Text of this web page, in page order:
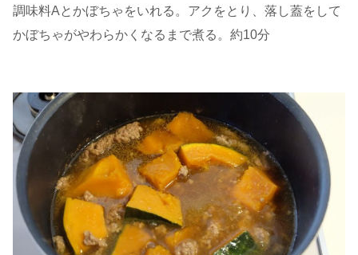
調味料Aとかぼちゃをいれる。アクをとり、落し蓋をして
かぼちゃがやわらかくなるまで煮る。約10分